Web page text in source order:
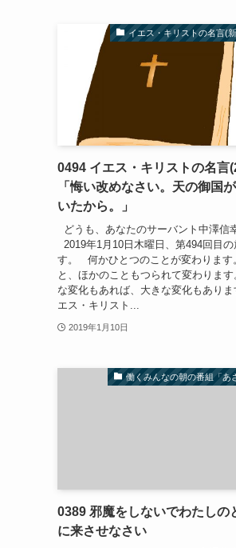
イエス・キリストの名言(
0494 イエス・キリストの名言
「悔い改めなさい。天の御国
いたから。」
どうも、あなたのサーバント中澤信
2019年1月10日木曜日、第494回目
す。 何かひとつのことが変わります
と、ほかのこともつられて変わります
な変化もあれば、大きな変化もありま
エス・キリスト...
2019年1月10日
働くみんなの朝の番組「あ
0389 邪魔をしないでわたしの
に来させなさい